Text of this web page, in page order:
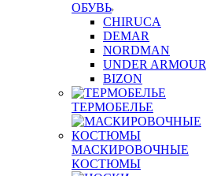
ОБУВЬ
CHIRUCA
DEMAR
NORDMAN
UNDER ARMOUR
BIZON
ТЕРМОБЕЛЬЕ
МАСКИРОВОЧНЫЕ
КОСТЮМЫ